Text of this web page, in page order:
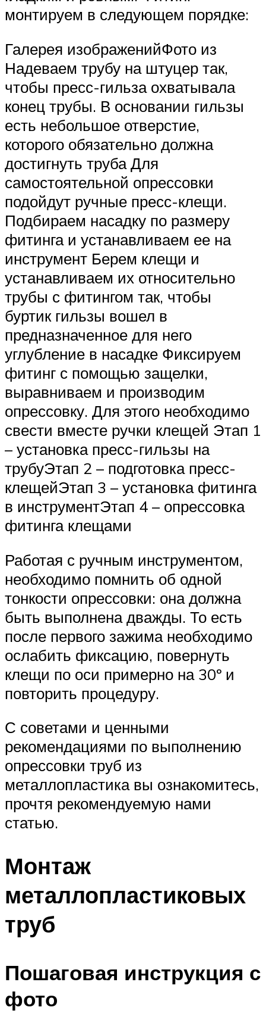
монтируем в следующем порядке:
Галерея изображенийФото из
Надеваем трубу на штуцер так,
чтобы пресс-гильза охватывала
конец трубы. В основании гильзы
есть небольшое отверстие,
которого обязательно должна
достигнуть труба Для
самостоятельной опрессовки
подойдут ручные пресс-клещи.
Подбираем насадку по размеру
фитинга и устанавливаем ее на
инструмент Берем клещи и
устанавливаем их относительно
трубы с фитингом так, чтобы
буртик гильзы вошел в
предназначенное для него
углубление в насадке Фиксируем
фитинг с помощью защелки,
выравниваем и производим
опрессовку. Для этого необходимо
свести вместе ручки клещей Этап 1
– установка пресс-гильзы на
трубуЭтап 2 – подготовка пресс-
клещейЭтап 3 – установка фитинга
в инструментЭтап 4 – опрессовка
фитинга клещами
Работая с ручным инструментом,
необходимо помнить об одной
тонкости опрессовки: она должна
быть выполнена дважды. То есть
после первого зажима необходимо
ослабить фиксацию, повернуть
клещи по оси примерно на 30º и
повторить процедуру.
С советами и ценными
рекомендациями по выполнению
опрессовки труб из
металлопластика вы ознакомитесь,
прочтя рекомендуемую нами
статью.
Монтаж
металлопластиковых
труб
Пошаговая инструкция с
фото